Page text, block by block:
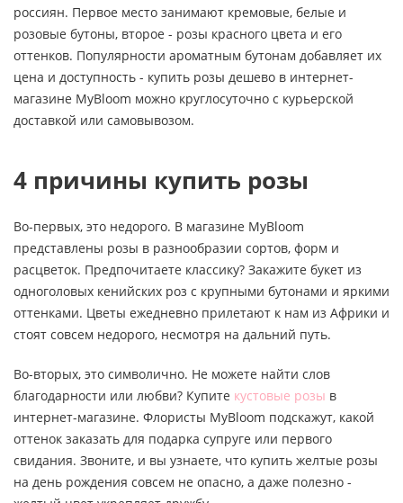
россиян. Первое место занимают кремовые, белые и
розовые бутоны, второе - розы красного цвета и его
оттенков. Популярности ароматным бутонам добавляет их
цена и доступность - купить розы дешево в интернет-
магазине MyBloom можно круглосуточно с курьерской
доставкой или самовывозом.
4 причины купить розы
Во-первых, это недорого. В магазине MyBloom
представлены розы в разнообразии сортов, форм и
расцветок. Предпочитаете классику? Закажите букет из
одноголовых кенийских роз с крупными бутонами и яркими
оттенками. Цветы ежедневно прилетают к нам из Африки и
стоят совсем недорого, несмотря на дальний путь.
Во-вторых, это символично. Не можете найти слов
благодарности или любви? Купите кустовые розы в
интернет-магазине. Флористы MyBloom подскажут, какой
оттенок заказать для подарка супруге или первого
свидания. Звоните, и вы узнаете, что купить желтые розы
на день рождения совсем не опасно, а даже полезно -